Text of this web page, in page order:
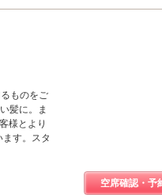
ものをご
髪に。ま
様とより
す。スタ
空席確認・予